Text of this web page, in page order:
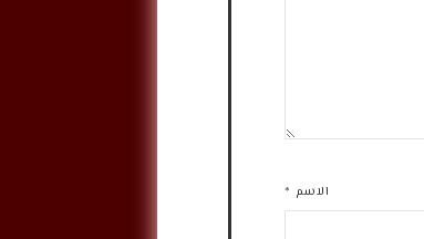
الاسم *